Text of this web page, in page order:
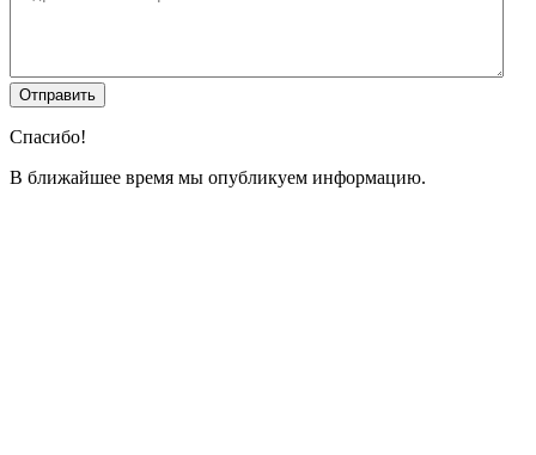
Спасибо!
В ближайшее время мы опубликуем информацию.